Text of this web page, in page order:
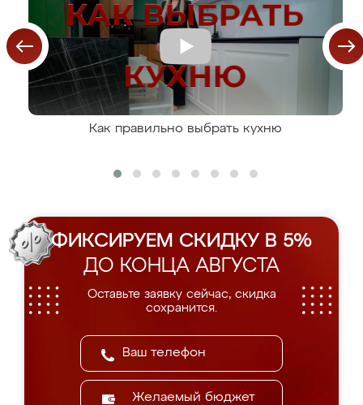
Как правильно выбрать кухню
ФИКСИРУЕМ СКИДКУ В 5%
ДО КОНЦА АВГУСТА
Оставьте заявку сейчас, скидка
сохранится.
Желаемый бюджет